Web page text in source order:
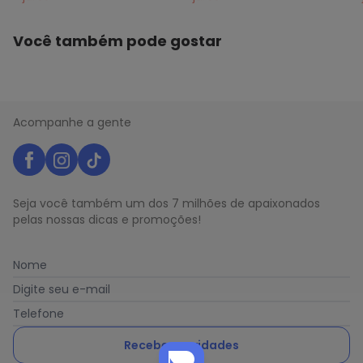
Você também pode gostar
Acompanhe a gente
Seja você também um dos 7 milhões de apaixonados
pelas nossas dicas e promoções!
Nome
Digite seu e-mail
Telefone
Receber novidades